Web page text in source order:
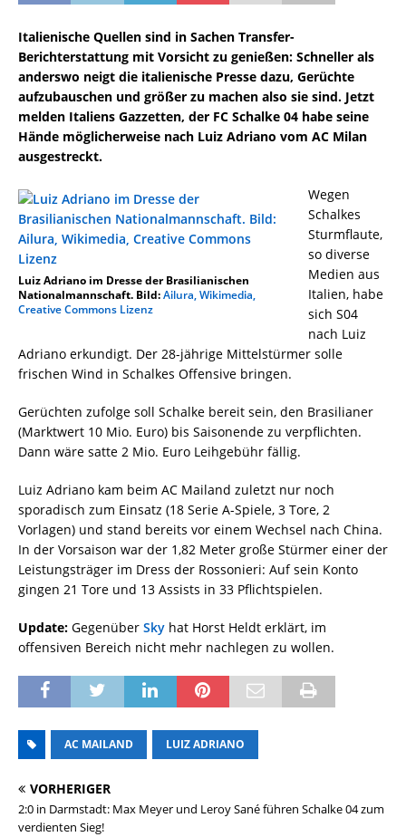
Italienische Quellen sind in Sachen Transfer-
Berichterstattung mit Vorsicht zu genießen: Schneller als
anderswo neigt die italienische Presse dazu, Gerüchte
aufzubauschen und größer zu machen also sie sind. Jetzt
melden Italiens Gazzetten, der FC Schalke 04 habe seine
Hände möglicherweise nach Luiz Adriano vom AC Milan
ausgestreckt.
Luiz Adriano im Dresse der Brasilianischen
Nationalmannschaft. Bild:Ailura, Wikimedia,
Creative Commons Lizenz
Wegen
Schalkes
Sturmflaute,
so diverse
Medien aus
Italien, habe
sich S04
nach Luiz
Adriano erkundigt. Der 28-jährige Mittelstürmer solle
frischen Wind in Schalkes Offensive bringen.
Gerüchten zufolge soll Schalke bereit sein, den Brasilianer
(Marktwert 10 Mio. Euro) bis Saisonende zu verpflichten.
Dann wäre satte 2 Mio. Euro Leihgebühr fällig.
Luiz Adriano kam beim AC Mailand zuletzt nur noch
sporadisch zum Einsatz (18 Serie A-Spiele, 3 Tore, 2
Vorlagen) und stand bereits vor einem Wechsel nach China.
In der Vorsaison war der 1,82 Meter große Stürmer einer der
Leistungsträger im Dress der Rossonieri: Auf sein Konto
gingen 21 Tore und 13 Assists in 33 Pflichtspielen.
Update: Gegenüber Sky hat Horst Heldt erklärt, im
offensiven Bereich nicht mehr nachlegen zu wollen.
AC MAILAND LUIZ ADRIANO
VORHERIGER
2:0 in Darmstadt: Max Meyer und Leroy Sané führen Schalke 04 zum
verdienten Sieg!